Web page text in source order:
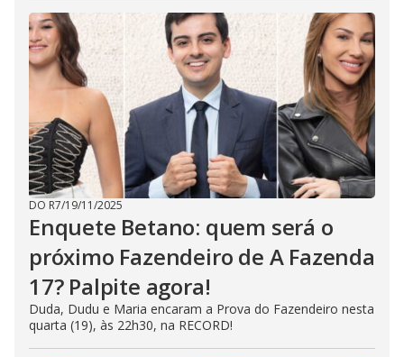
DO R7/19/11/2025
Enquete Betano: quem será o
próximo Fazendeiro de A Fazenda
17? Palpite agora!
Duda, Dudu e Maria encaram a Prova do Fazendeiro nesta
quarta (19), às 22h30, na RECORD!